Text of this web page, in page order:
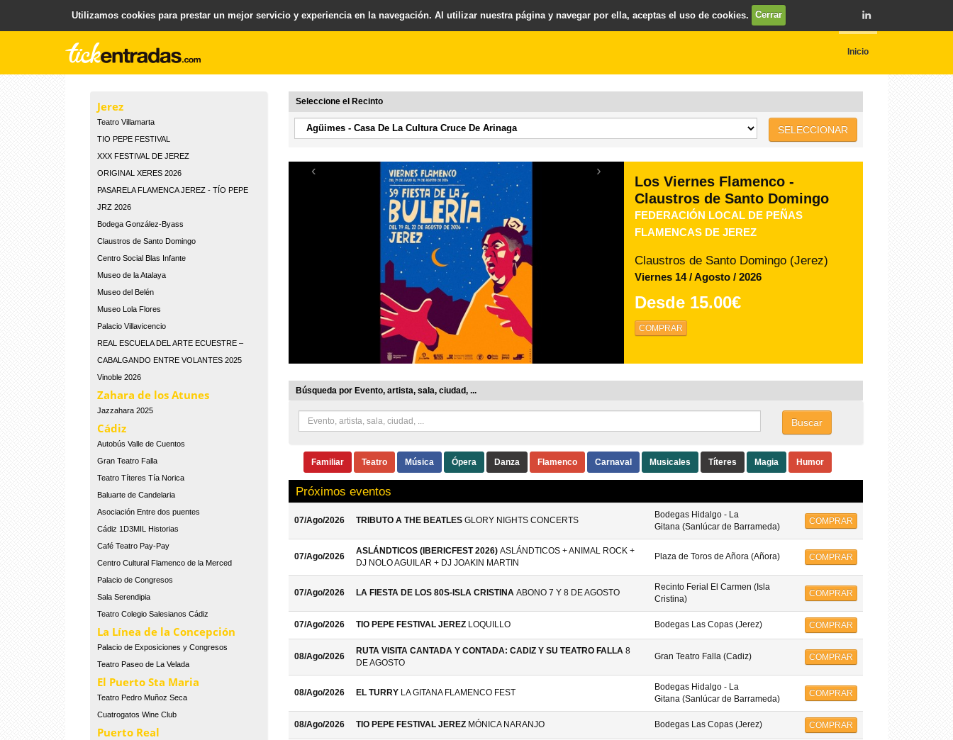
Plataforma para la Venta y Gestion de Entradas .
Inicio
Jerez
Teatro Villamarta
TIO PEPE FESTIVAL
XXX FESTIVAL DE JEREZ
ORIGINAL XERES 2026
PASARELA FLAMENCA JEREZ - TÍO PEPE
JRZ 2026
Bodega González-Byass
Claustros de Santo Domingo
Centro Social Blas Infante
Museo de la Atalaya
Museo del Belén
Museo Lola Flores
Palacio Villavicencio
REAL ESCUELA DEL ARTE ECUESTRE –
CABALGANDO ENTRE VOLANTES 2025
Vinoble 2026
Zahara de los Atunes
Jazzahara 2025
Cádiz
Autobús Valle de Cuentos
Gran Teatro Falla
Teatro Títeres Tía Norica
Baluarte de Candelaria
Asociación Entre dos puentes
Cádiz 1D3MIL Historias
Café Teatro Pay-Pay
Centro Cultural Flamenco de la Merced
Palacio de Congresos
Sala Serendipia
Teatro Colegio Salesianos Cádiz
La Línea de la Concepción
Palacio de Exposiciones y Congresos
Teatro Paseo de La Velada
El Puerto Sta Maria
Teatro Pedro Muñoz Seca
Cuatrogatos Wine Club
Puerto Real
Seleccione el Recinto
SELECCIONAR
‹ ›
TIO PEPE FESTIVAL JEREZ
JOSÉ MERCÉ
Bodegas Las Copas (Jerez)
Desde38.50€
COMPRAR
Búsqueda por Evento, artista, sala, ciudad, ...
Buscar
Familiar Teatro Música Ópera Danza Flamenco Carnaval Musicales Títeres Magia Humor
Próximos eventos
07/Ago/2026 TRIBUTO A THE BEATLES GLORY NIGHTS CONCERTS
Bodegas Hidalgo - La
Gitana (Sanlúcar de Barrameda)
COMPRAR
07/Ago/2026
ASLÁNDTICOS (IBERICFEST 2026) ASLÁNDTICOS + ANIMAL ROCK +
DJ NOLO AGUILAR + DJ JOAKIN MARTIN
Plaza de Toros de Añora (Añora) COMPRAR
07/Ago/2026 LA FIESTA DE LOS 80S-ISLA CRISTINA ABONO 7 Y 8 DE AGOSTO
Recinto Ferial El Carmen (Isla
Cristina)
COMPRAR
07/Ago/2026 TIO PEPE FESTIVAL JEREZ LOQUILLO Bodegas Las Copas (Jerez) COMPRAR
08/Ago/2026
RUTA VISITA CANTADA Y CONTADA: CADIZ Y SU TEATRO FALLA 8
DE AGOSTO
Gran Teatro Falla (Cadiz) COMPRAR
08/Ago/2026 EL TURRY LA GITANA FLAMENCO FEST
Bodegas Hidalgo - La
Gitana (Sanlúcar de Barrameda)
COMPRAR
08/Ago/2026 TIO PEPE FESTIVAL JEREZ MÓNICA NARANJO Bodegas Las Copas (Jerez) COMPRAR
Utilizamos cookies para prestar un mejor servicio y experiencia en la navegación. Al utilizar nuestra página y navegar por ella, aceptas el uso de cookies. Cerrar